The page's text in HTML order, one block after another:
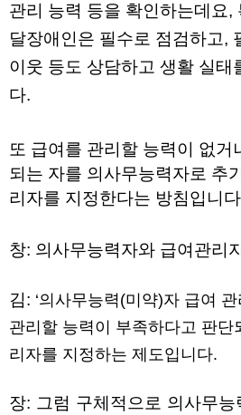
관리 능력 등을 확인하는데요,
달장애인은 필수로 점검하고,
이웃 등도 상담하고 생활 실태
다.
또 급여를 관리할 능력이 없거
되는 자를 의사무능력자로 추
리자를 지정한다는 방침입니다
창: 의사무능력자와 급여관리
김: ‘의사무능력(미약)자 급여 관
관리할 능력이 부족하다고 판단
리자를 지정하는 제도입니다.
장: 그럼 구체적으로 의사무